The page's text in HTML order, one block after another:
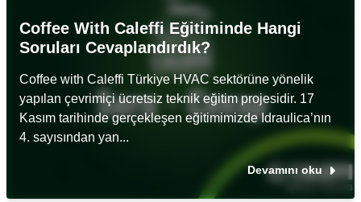
Coffee With Caleffi Eğitiminde Hangi
Soruları Cevaplandırdık?
Coffee with Caleffi Türkiye HVAC sektörüne yönelik
yapılan çevrimiçi ücretsiz teknik eğitim projesidir. 17
Kasım tarihinde gerçekleşen eğitimimizde Idraulica’nın
4. sayısından yan...
Devamını oku